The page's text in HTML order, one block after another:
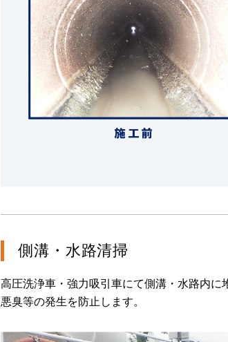
側溝・水路清掃
高圧洗浄車・強力吸引車にて側溝・水路内に
悪臭等の発生を防止します。